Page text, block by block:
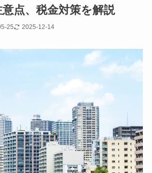
点、税金対策を解説
25 2025-12-14